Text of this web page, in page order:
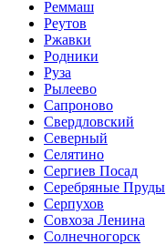
Реммаш
Реутов
Ржавки
Родники
Руза
Рылеево
Сапроново
Свердловский
Северный
Селятино
Сергиев Посад
Серебряные Пруды
Серпухов
Совхоза Ленина
Солнечногорск